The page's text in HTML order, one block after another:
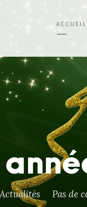
ACCUEIL
Actualités Pas de